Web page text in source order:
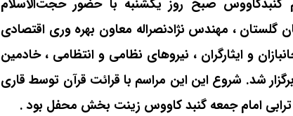
صبح روز یکشنبه با حضور حجت‌الاسلام
گلستان ، مهندس نژادنصراله معاون بهره وری اقتصادی
و ایثارگران ، نیروهای نظامی و انتظامی ، خادمین
شد. شروع این این مراسم با قرائت قرآن توسط قاری
ترابی امام جمعه گنبد کاووس زینت بخش محفل بود.